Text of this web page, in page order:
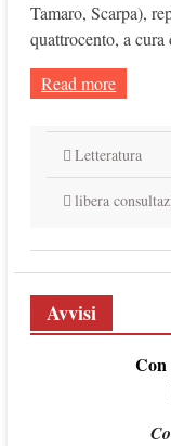
Tamaro, Scarpa),
quattrocento, a
Read more
Letteratura
libera
Avvisi
Con